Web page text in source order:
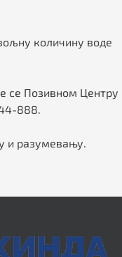
количину воде
се Позивном Центру
888.
и разумевању.